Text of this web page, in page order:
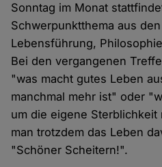
Sonntag im Monat
Schwerpunktthema aus
Lebensführung,
Bei den vergangenen
"was macht gutes Leben
manchmal mehr ist" oder
um die eigene
man trotzdem das Leben
"Schöner Scheitern!".